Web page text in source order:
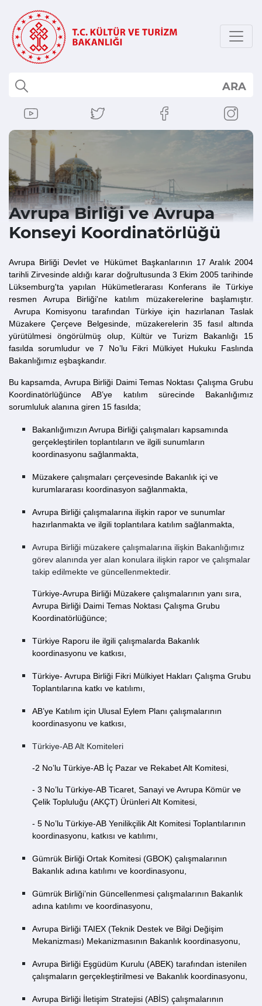
ARA
Avrupa Birliği ve Avrupa
Konseyi Koordinatörlüğü
Avrupa Birliği Devlet ve Hükümet Başkanlarının 17 Aralık 2004
tarihli Zirvesinde aldığı karar doğrultusunda 3 Ekim 2005 tarihinde
Lüksemburg'ta yapılan Hükümetlerarası Konferans ile Türkiye
resmen Avrupa Birliği'ne katılım müzakerelerine başlamıştır.
Avrupa Komisyonu tarafından Türkiye için hazırlanan Taslak
Müzakere Çerçeve Belgesinde, müzakerelerin 35 fasıl altında
yürütülmesi öngörülmüş olup, Kültür ve Turizm Bakanlığı 15
fasılda sorumludur ve 7 No’lu Fikri Mülkiyet Hukuku Faslında
Bakanlığımız eşbaşkandır.
Bu kapsamda, Avrupa Birliği Daimi Temas Noktası Çalışma Grubu
Koordinatörlüğünce AB’ye katılım sürecinde Bakanlığımız
sorumluluk alanına giren 15 fasılda;
Bakanlığımızın Avrupa Birliği çalışmaları kapsamında
gerçekleştirilen toplantıların ve ilgili sunumların
koordinasyonu sağlanmakta,
Müzakere çalışmaları çerçevesinde Bakanlık içi ve
kurumlararası koordinasyon sağlanmakta,
Avrupa Birliği çalışmalarına ilişkin rapor ve sunumlar
hazırlanmakta ve ilgili toplantılara katılım sağlanmakta,
Avrupa Birliği müzakere çalışmalarına ilişkin Bakanlığımız
görev alanında yer alan konulara ilişkin rapor ve çalışmalar
takip edilmekte ve güncellenmektedir.
Türkiye-Avrupa Birliği Müzakere çalışmalarının yanı sıra,
Avrupa Birliği Daimi Temas Noktası Çalışma Grubu
Koordinatörlüğünce;
Türkiye Raporu ile ilgili çalışmalarda Bakanlık
koordinasyonu ve katkısı,
Türkiye- Avrupa Birliği Fikri Mülkiyet Hakları Çalışma Grubu
Toplantılarına katkı ve katılımı,
AB’ye Katılım için Ulusal Eylem Planı çalışmalarının
koordinasyonu ve katkısı,
Türkiye-AB Alt Komiteleri
-2 No’lu Türkiye-AB İç Pazar ve Rekabet Alt Komitesi,
- 3 No’lu Türkiye-AB Ticaret, Sanayi ve Avrupa Kömür ve
Çelik Topluluğu (AKÇT) Ürünleri Alt Komitesi,
- 5 No’lu Türkiye-AB Yenilikçilik Alt Komitesi Toplantılarının
koordinasyonu, katkısı ve katılımı,
Gümrük Birliği Ortak Komitesi (GBOK) çalışmalarının
Bakanlık adına katılımı ve koordinasyonu,
Gümrük Birliği’nin Güncellenmesi çalışmalarının Bakanlık
adına katılımı ve koordinasyonu,
Avrupa Birliği TAIEX (Teknik Destek ve Bilgi Değişim
Mekanizması) Mekanizmasının Bakanlık koordinasyonu,
Avrupa Birliği Eşgüdüm Kurulu (ABEK) tarafından istenilen
çalışmaların gerçekleştirilmesi ve Bakanlık koordinasyonu,
Avrupa Birliği İletişim Stratejisi (ABİS) çalışmalarının